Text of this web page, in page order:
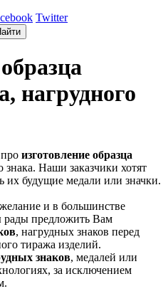
Twitter
нагрудного
изготовление образца
знака. Наши заказчики хотят
их будущие медали или значки.
и в большинстве
рады предложить Вам
, нагрудных знаков перед
тиража изделий.
знаков, медалей или
за исключением